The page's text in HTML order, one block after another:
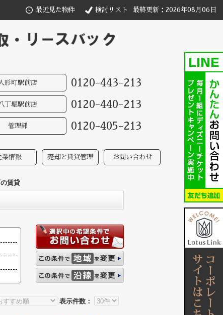
最近見た物件 検討リスト 最終更新：2026年08月06日
人形町駅前店 0120-443-213
丁堀駅前店 0120-440-213
管理部 0120-405-213
業情報 売却と賃貸管理 お問い合わせ
賃貸
表示件数：